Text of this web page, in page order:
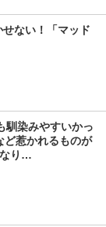
せない！「マッド
馴染みやすいかっ
ど惹かれるものが
なり…